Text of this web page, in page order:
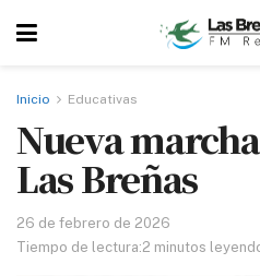
Inicio Educativas
Nueva
Las Breñas
26 de febrero de 2026
Tiempo de lectura:2 minutos